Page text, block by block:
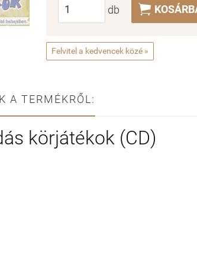
db 
Felvitel a kedvencek közé »
A TERMÉKRŐL:
körjátékok (CD)